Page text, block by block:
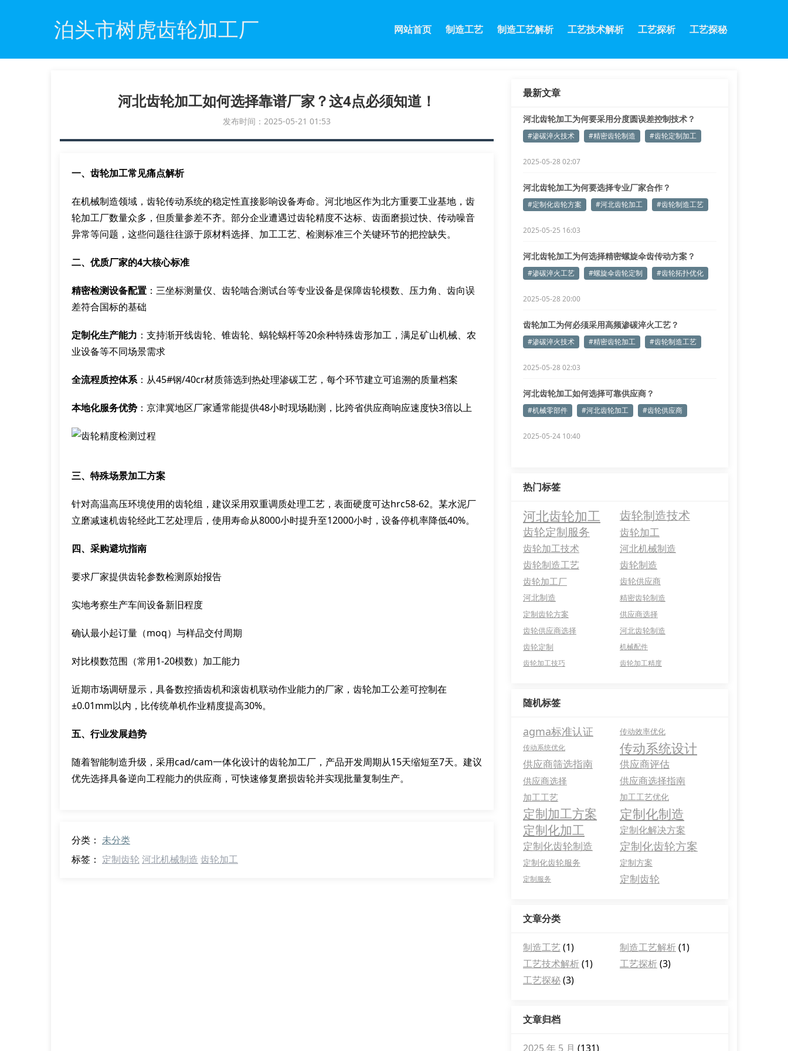
泊头市树虎齿轮加工厂 网站首页 制造工艺 制造工艺解析 工艺技术解析 工艺探析 工艺探秘
河北齿轮加工如何选择靠谱厂家？这4点必须知道！
发布时间：2025-05-21 01:53
一、齿轮加工常见痛点解析
在机械制造领域，齿轮传动系统的稳定性直接影响设备寿命。河北地区作为北方重要工业基地，齿
轮加工厂数量众多，但质量参差不齐。部分企业遭遇过齿轮精度不达标、齿面磨损过快、传动噪音
异常等问题，这些问题往往源于原材料选择、加工工艺、检测标准三个关键环节的把控缺失。
二、优质厂家的4大核心标准
精密检测设备配置 ：三坐标测量仪、齿轮啮合测试台等专业设备是保障齿轮模数、压力角、齿向误
差符合国标的基础
定制化生产能力 ：支持渐开线齿轮、锥齿轮、蜗轮蜗杆等20余种特殊齿形加工，满足矿山机械、农
业设备等不同场景需求
全流程质控体系：从45#钢/40cr材质筛选到热处理渗碳工艺，每个环节建立可追溯的质量档案
本地化服务优势 ：京津冀地区厂家通常能提供48小时现场勘测，比跨省供应商响应速度快3倍以上
三、特殊场景加工方案
针对高温高压环境使用的齿轮组，建议采用双重调质处理工艺，表面硬度可达hrc58-62。某水泥厂
立磨减速机齿轮经此工艺处理后，使用寿命从8000小时提升至12000小时，设备停机率降低40%。
四、采购避坑指南
要求厂家提供齿轮参数检测原始报告
实地考察生产车间设备新旧程度
确认最小起订量（moq）与样品交付周期
对比模数范围（常用1-20模数）加工能力
近期市场调研显示，具备数控插齿机和滚齿机联动作业能力的厂家，齿轮加工公差可控制在
±0.01mm以内，比传统单机作业精度提高30%。
五、行业发展趋势
随着智能制造升级，采用cad/cam一体化设计的齿轮加工厂，产品开发周期从15天缩短至7天。建议
优先选择具备逆向工程能力的供应商，可快速修复磨损齿轮并实现批量复制生产。
分类： 未分类
标签： 定制齿轮 河北机械制造 齿轮加工
最新文章
河北齿轮加工为何要采用分度圆误差控制技术？
#渗碳淬火技术 #精密齿轮制造 #齿轮定制加工
2025-05-28 02:07
河北齿轮加工为何要选择专业厂家合作？
#定制化齿轮方案 #河北齿轮加工 #齿轮制造工艺
2025-05-25 16:03
河北齿轮加工为何选择精密螺旋伞齿传动方案？
#渗碳淬火工艺 #螺旋伞齿轮定制 #齿轮拓扑优化
2025-05-28 20:00
齿轮加工为何必须采用高频渗碳淬火工艺？
#渗碳淬火技术 #精密齿轮加工 #齿轮制造工艺
2025-05-28 02:03
河北齿轮加工如何选择可靠供应商？
#机械零部件 #河北齿轮加工 #齿轮供应商
2025-05-24 10:40
热门标签
河北齿轮加工 齿轮制造技术
齿轮定制服务 齿轮加工
齿轮加工技术
河北机械制造
齿轮制造工艺
齿轮制造
齿轮加工厂
齿轮供应商
河北制造
精密齿轮制造
定制齿轮方案
供应商选择
齿轮供应商选择
河北齿轮制造
齿轮定制
机械配件
齿轮加工技巧
齿轮加工精度
随机标签
agma标准认证 传动效率优化
传动系统优化 传动系统设计
供应商筛选指南 供应商评估
供应商选择 供应商选择指南
加工工艺 加工工艺优化
定制加工方案 定制化制造
定制化加工 定制化解决方案
定制化齿轮制造 定制化齿轮方案
定制化齿轮服务 定制方案
定制服务 定制齿轮
文章分类
制造工艺(1) 制造工艺解析(1)
工艺技术解析(1) 工艺探析(3)
工艺探秘(3)
文章归档
2025 年 5 月 (131)